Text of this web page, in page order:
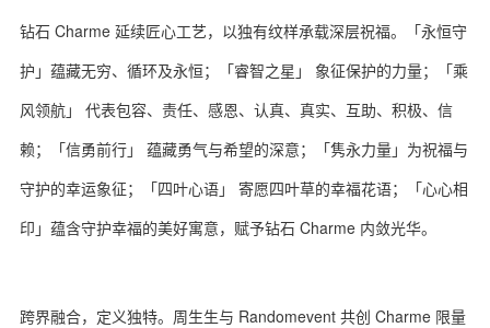
钻石 Charme 延续匠心工艺，以独有纹样承载深层祝福。「永恒守
护」蕴藏无穷、循环及永恒；「睿智之星」 象征保护的力量；「乘
风领航」 代表包容、责任、感恩、认真、真实、互助、积极、信
赖；「信勇前行」 蕴藏勇气与希望的深意；「隽永力量」为祝福与
守护的幸运象征；「四叶心语」 寄愿四叶草的幸福花语；「心心相
印」蕴含守护幸福的美好寓意，赋予钻石 Charme 内敛光华。
跨界融合，定义独特。周生生与 Randomevent 共创 Charme 限量